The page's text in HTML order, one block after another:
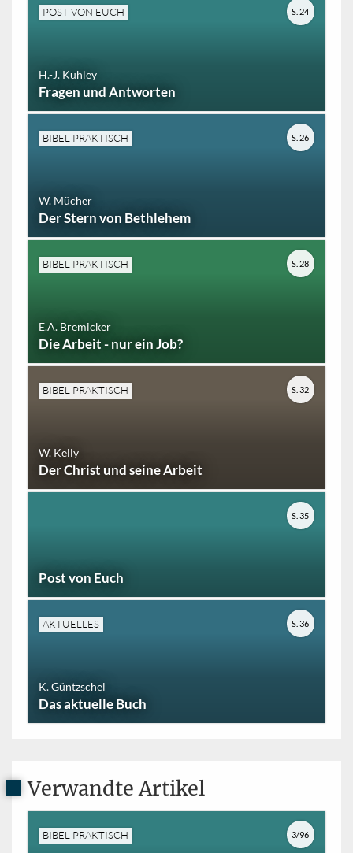
POST VON EUCH
H.-J. Kuhley
Fragen und Antworten
S. 24
BIBEL PRAKTISCH
W. Mücher
Der Stern von Bethlehem
S. 26
BIBEL PRAKTISCH
E.A. Bremicker
Die Arbeit - nur ein Job?
S. 28
BIBEL PRAKTISCH
W. Kelly
Der Christ und seine Arbeit
S. 32
Post von Euch
S. 35
AKTUELLES
K. Güntzschel
Das aktuelle Buch
S. 36
Verwandte Artikel
BIBEL PRAKTISCH 3/96